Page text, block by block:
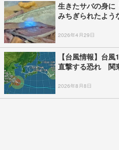
生きたサバの身
みちぎられたよ
2026年4月29日
【台風情報】台
直撃する恐れ 関
2026年8月8日